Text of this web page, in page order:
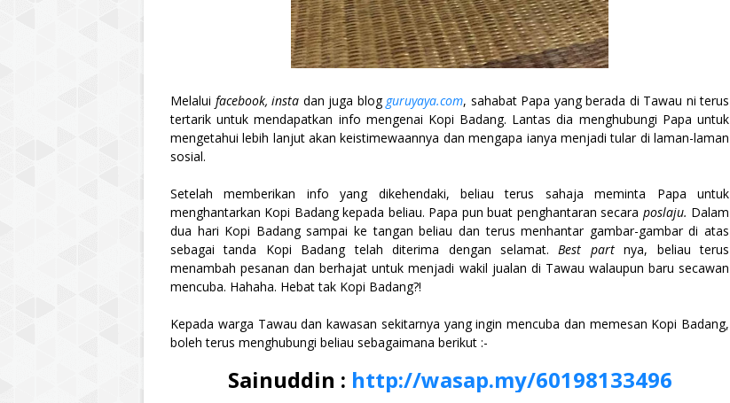
Melalui facebook, insta dan juga blog guruyaya.com, sahabat Papa yang berada di Tawau ni terus
tertarik untuk mendapatkan info mengenai Kopi Badang. Lantas dia menghubungi Papa untuk
mengetahui lebih lanjut akan keistimewaannya dan mengapa ianya menjadi tular di laman-laman
sosial.
Setelah memberikan info yang dikehendaki, beliau terus sahaja meminta Papa untuk
menghantarkan Kopi Badang kepada beliau. Papa pun buat penghantaran secara poslaju. Dalam
dua hari Kopi Badang sampai ke tangan beliau dan terus menhantar gambar-gambar di atas
sebagai tanda Kopi Badang telah diterima dengan selamat.Best partnya, beliau terus
menambah pesanan dan berhajat untuk menjadi wakil jualan di Tawau walaupun baru secawan
mencuba. Hahaha. Hebat tak Kopi Badang?!
Kepada warga Tawau dan kawasan sekitarnya yang ingin mencuba dan memesan Kopi Badang,
boleh terus menghubungi beliau sebagaimana berikut :-
Sainuddin : http://wasap.my/60198133496